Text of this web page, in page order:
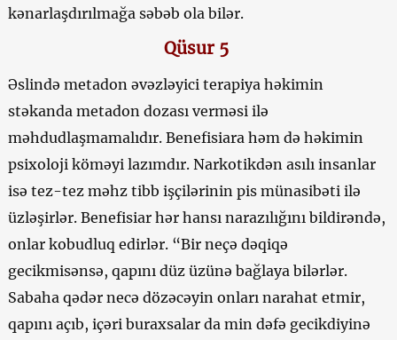
kənarlaşdırılmağa səbəb ola bilər.
Qüsur 5
Əslində metadon əvəzləyici terapiya həkimin
stəkanda metadon dozası verməsi ilə
məhdudlaşmamalıdır. Benefisiara həm də həkimin
psixoloji köməyi lazımdır. Narkotikdən asılı insanlar
isə tez-tez məhz tibb işçilərinin pis münasibəti ilə
üzləşirlər. Benefisiar hər hansı narazılığını bildirəndə,
onlar kobudluq edirlər. “Bir neçə dəqiqə
gecikmisənsə, qapını düz üzünə bağlaya bilərlər.
Sabaha qədər necə dözəcəyin onları narahat etmir,
qapını açıb, içəri buraxsalar da min dəfə gecikdiyinə